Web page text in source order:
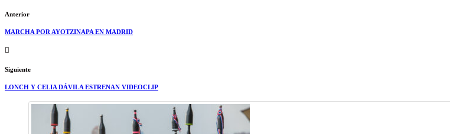
Anterior
MARCHA POR AYOTZINAPA EN MADRID
Siguiente
LONCH Y CELIA DÁVILA ESTRENAN VIDEOCLIP